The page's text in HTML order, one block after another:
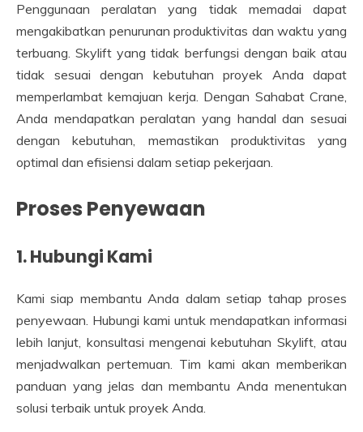
Penggunaan peralatan yang tidak memadai dapat
mengakibatkan penurunan produktivitas dan waktu yang
terbuang. Skylift yang tidak berfungsi dengan baik atau
tidak sesuai dengan kebutuhan proyek Anda dapat
memperlambat kemajuan kerja. Dengan Sahabat Crane,
Anda mendapatkan peralatan yang handal dan sesuai
dengan kebutuhan, memastikan produktivitas yang
optimal dan efisiensi dalam setiap pekerjaan.
Proses Penyewaan
1. Hubungi Kami
Kami siap membantu Anda dalam setiap tahap proses
penyewaan. Hubungi kami untuk mendapatkan informasi
lebih lanjut, konsultasi mengenai kebutuhan Skylift, atau
menjadwalkan pertemuan. Tim kami akan memberikan
panduan yang jelas dan membantu Anda menentukan
solusi terbaik untuk proyek Anda.